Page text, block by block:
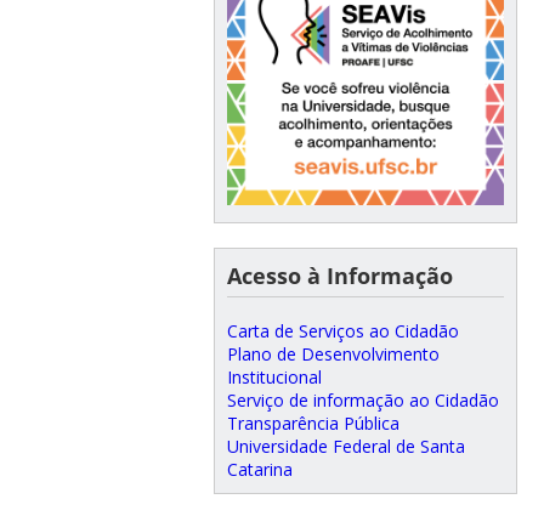
Acesso à Informação
Carta de Serviços ao Cidadão
Plano de Desenvolvimento
Institucional
Serviço de informação ao Cidadão
Transparência Pública
Universidade Federal de Santa
Catarina